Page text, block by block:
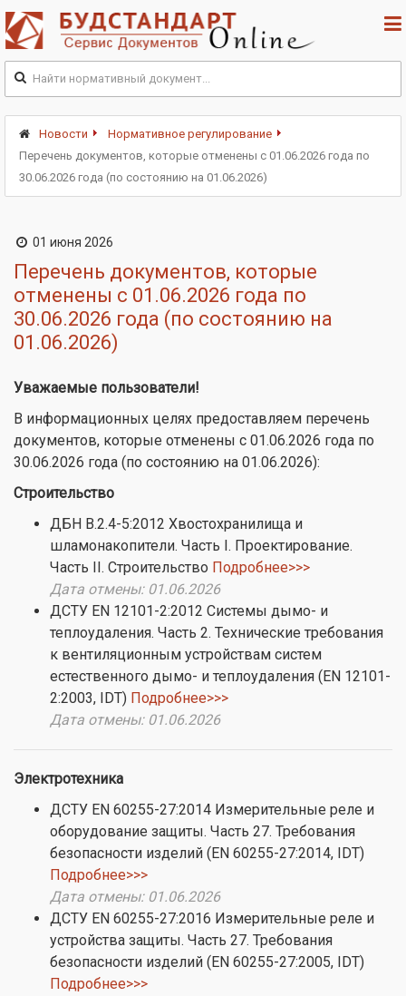
Новости
Нормативное регулирование
Перечень документов, которые отменены с 01.06.2026 года по
30.06.2026 года (по состоянию на 01.06.2026)
01 июня 2026
Перечень документов, которые
отменены с 01.06.2026 года по
30.06.2026 года (по состоянию на
01.06.2026)
Уважаемые пользователи!
В информационных целях предоставляем перечень
документов, которые отменены с 01.06.2026 года по
30.06.2026 года (по состоянию на 01.06.2026):
Строительство
ДБН В.2.4-5:2012 Хвостохранилища и
шламонакопители. Часть І. Проектирование.
Часть ІІ. Строительство Подробнее>>>
Дата отмены: 01.06.2026
ДСТУ EN 12101-2:2012 Системы дымо- и
теплоудаления. Часть 2. Технические требования
к вентиляционным устройствам систем
естественного дымо- и теплоудаления (EN 12101-
2:2003, IDT) Подробнее>>>
Дата отмены: 01.06.2026
Электротехника
ДСТУ EN 60255-27:2014 Измерительные реле и
оборудование защиты. Часть 27. Требования
безопасности изделий (EN 60255-27:2014, IDT)
Подробнее>>>
Дата отмены: 01.06.2026
ДСТУ EN 60255-27:2016 Измерительные реле и
устройства защиты. Часть 27. Требования
безопасности изделий (EN 60255-27:2005, IDT)
Подробнее>>>